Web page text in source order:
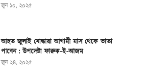
জুন ১০, ২০২৫
আহত জুলাই যোদ্ধারা আগামী মাস থেকে ভাতা
পাবেন : উপদেষ্টা ফারুক-ই-আজম
জুন ২৪, ২০২৫